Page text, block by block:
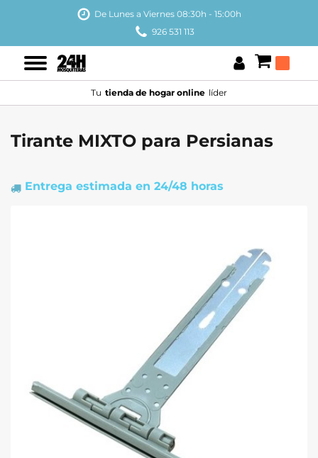
De Lunes a Viernes 08:30h - 15:00h
926 531 113
Tu tienda de hogar online líder
Tirante MIXTO para Persianas
Entrega estimada en 24/48 horas